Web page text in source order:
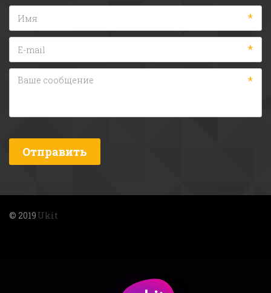
*
*
*
Отправить
© 2019 Ukit